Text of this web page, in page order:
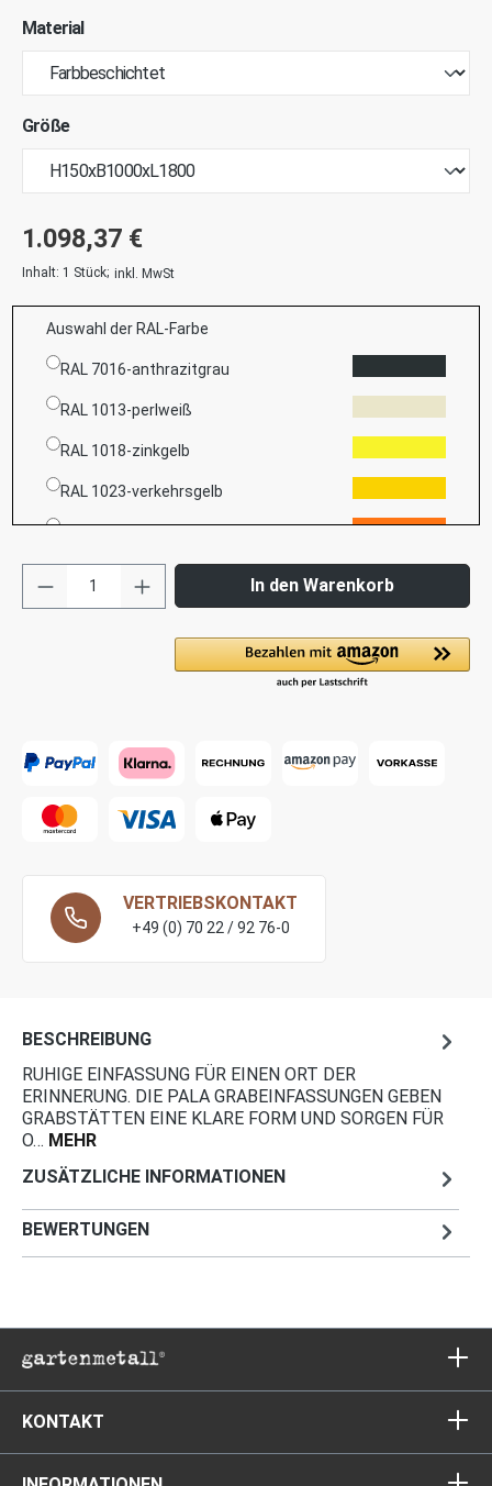
Material
Größe
1.098,37 €
Inhalt: 1 Stück; inkl. MwSt
Auswahl der RAL-Farbe
RAL 7016-anthrazitgrau
RAL 1013-perlweiß
RAL 1018-zinkgelb
RAL 1023-verkehrsgelb
RAL 2009-verkehrsorange
RAL 3000-feuerrot
RAL 3020-verkehrsrot
RAL 5009-azurblau
RAL 5010-enzianblau
RAL 5013-kobaltblau
RAL 5017-verkehrsblau
RAL 7001-silbergrau
RAL 7012-basaltgrau
RAL 7021-schwarzgrau
RAL 7024-graphitgrau
RAL 7037-staubgrau
In den Warenkorb
VERTRIEBSKONTAKT
+49 (0) 70 22 / 92 76-0
BESCHREIBUNG
RUHIGE EINFASSUNG FÜR EINEN ORT DER
ERINNERUNG. DIE PALA GRABEINFASSUNGEN GEBEN
GRABSTÄTTEN EINE KLARE FORM UND SORGEN FÜR
O… MEHR
ZUSÄTZLICHE INFORMATIONEN
BEWERTUNGEN
KONTAKT